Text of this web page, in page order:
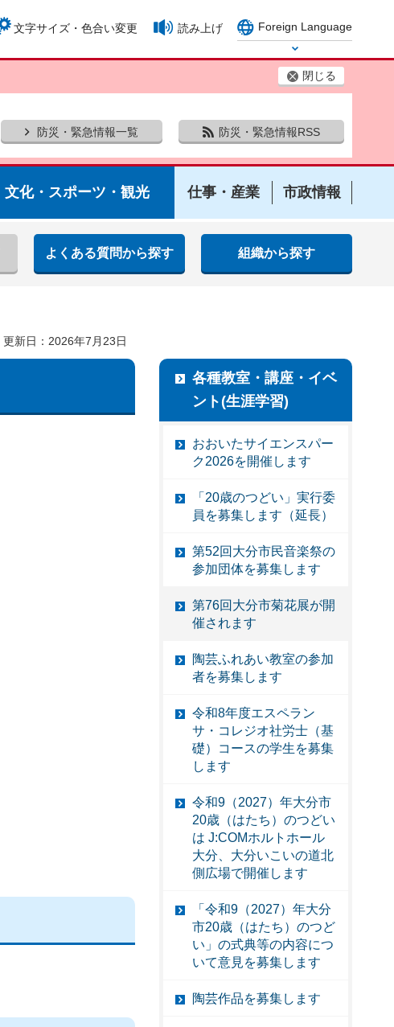
閉じる
防災・緊急情報一覧
防災・緊急情報RSS
文字サイズ・色合い変更 読み上げ
Foreign Language
Select Language
文化・スポーツ・観光 仕事・産業 市政情報
よくある質問から探す 組織から探す
更新日：2026年7月23日
各種教室・講座・イベ
ント(生涯学習)
おおいたサイエンスパー
ク2026を開催します
「20歳のつどい」実行委
員を募集します（延長）
第52回大分市民音楽祭の
参加団体を募集します
第76回大分市菊花展が開
催されます
陶芸ふれあい教室の参加
者を募集します
令和8年度エスペラン
サ・コレジオ社労士（基
礎）コースの学生を募集
します
令和9（2027）年大分市
20歳（はたち）のつどい
は J:COMホルトホール
大分、大分いこいの道北
側広場で開催します
「令和9（2027）年大分
市20歳（はたち）のつど
い」の式典等の内容につ
いて意見を募集します
陶芸作品を募集します